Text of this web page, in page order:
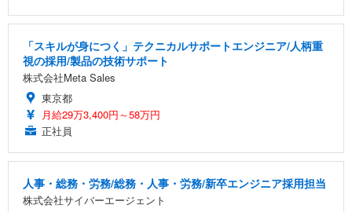
「スキルが身につく」テクニカルサポートエンジニア/人柄重
視の採用/製品の技術サポート
株式会社Meta Sales
東京都
月給29万3,400円～58万円
正社員
人事・総務・労務/総務・人事・労務/新卒エンジニア採用担当
株式会社サイバーエージェント